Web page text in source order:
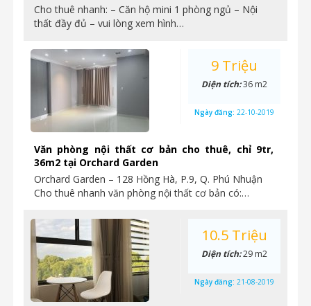
Cho thuê nhanh: – Căn hộ mini 1 phòng ngủ – Nội
thất đầy đủ – vui lòng xem hình…
Văn phòng nội thất cơ bản cho thuê, chỉ 9tr,
36m2 tại Orchard Garden
Orchard Garden – 128 Hồng Hà, P.9, Q. Phú Nhuận
Cho thuê nhanh văn phòng nội thất cơ bản có:…
9 Triệu
Diện tích:36 m2
Ngày đăng: 22-10-2019
10.5 Triệu
Diện tích:29 m2
Ngày đăng: 21-08-2019